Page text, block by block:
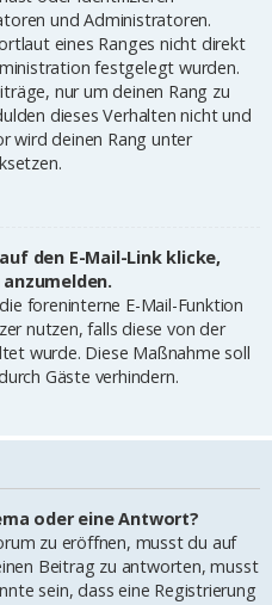
und Administratoren.
eines Ranges nicht direkt
festgelegt wurden.
nur um deinen Rang zu
dieses Verhalten nicht und
wird deinen Rang unter
den E-Mail-Link klicke,
foreninterne E-Mail-Funktion
nutzen, falls diese von der
wurde. Diese Maßnahme soll
Gäste verhindern.
oder eine Antwort?
zu eröffnen, musst du auf
Beitrag zu antworten, musst
sein, dass eine Registrierung